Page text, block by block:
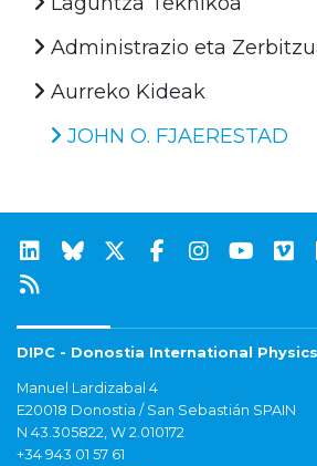
Administrazio eta
Aurreko Kideak
JOHN O. FJAERESTAD
DIPC - Donostia International
Manuel Lardizabal 4
E20018 Donostia / San Sebastián SPAIN
N 43.305822, W 2.010172
+34 943 01 57 61